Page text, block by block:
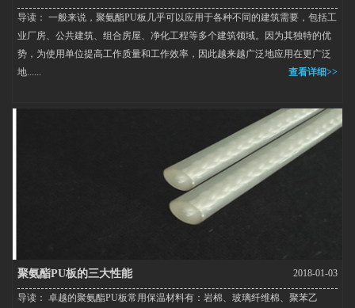
导读： 一般来说，聚氨酯PU板几乎可以应用于各种不同的建筑需要，包括工
业厂房、公共建筑、组合房屋、净化工程等多个建筑领域。因为其独特的优
势，为使用单位提高工作质量和工作效率，因此越来越广泛地应用在更广泛
地......
查看详细>>
聚氨酯PU板的三大性能 2018-01-03
导读： 卓越的聚氨酯PU板常用保温材料有：岩棉、玻璃纤维棉、聚苯乙